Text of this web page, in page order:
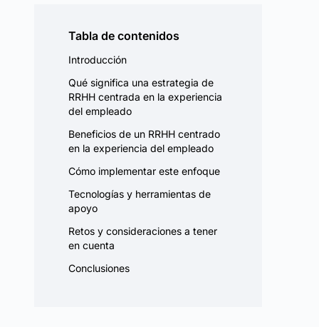
Tabla de contenidos
Introducción
Qué significa una estrategia de
RRHH centrada en la experiencia
del empleado
Beneficios de un RRHH centrado
en la experiencia del empleado
Cómo implementar este enfoque
Tecnologías y herramientas de
apoyo
Retos y consideraciones a tener
en cuenta
Conclusiones